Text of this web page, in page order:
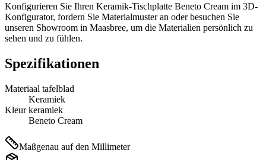
Konfigurieren Sie Ihren Keramik-Tischplatte Beneto Cream im 3D-
Konfigurator, fordern Sie Materialmuster an oder besuchen Sie
unseren Showroom in Maasbree, um die Materialien persönlich zu
sehen und zu fühlen.
Spezifikationen
Materiaal tafelblad
Keramiek
Kleur keramiek
Beneto Cream
Maßgenau auf den Millimeter